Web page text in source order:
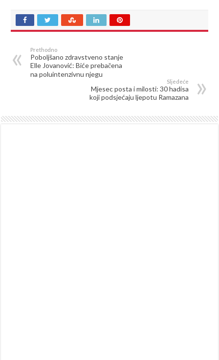
Prethodno
Poboljšano zdravstveno stanje
Elle Jovanović: Biće prebačena
na poluintenzivnu njegu
Sljedeće
Mjesec posta i milosti: 30 hadisa
koji podsjećaju ljepotu Ramazana